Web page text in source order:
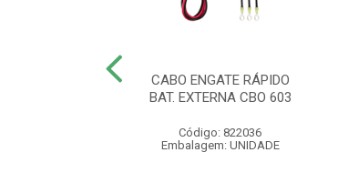
CABO ENGATE RÁPIDO
BAT. EXTERNA CBO 603
Código: 822036
Embalagem: UNIDADE